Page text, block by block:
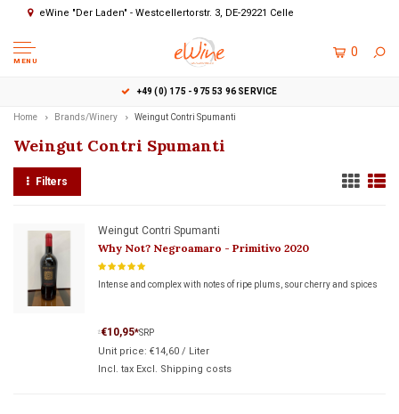
eWine "Der Laden" - Westcellertorstr. 3, DE-29221 Celle
MENU
0
+49 (0) 175 - 975 53 96 SERVICE
Home Brands/Winery Weingut Contri Spumanti
Weingut Contri Spumanti
Filters
Weingut Contri Spumanti
Why Not? Negroamaro - Primitivo 2020
Intense and complex with notes of ripe plums, sour cherry and spices
*€10,95*SRP
Unit price: €14,60 / Liter
Incl. tax Excl. Shipping costs